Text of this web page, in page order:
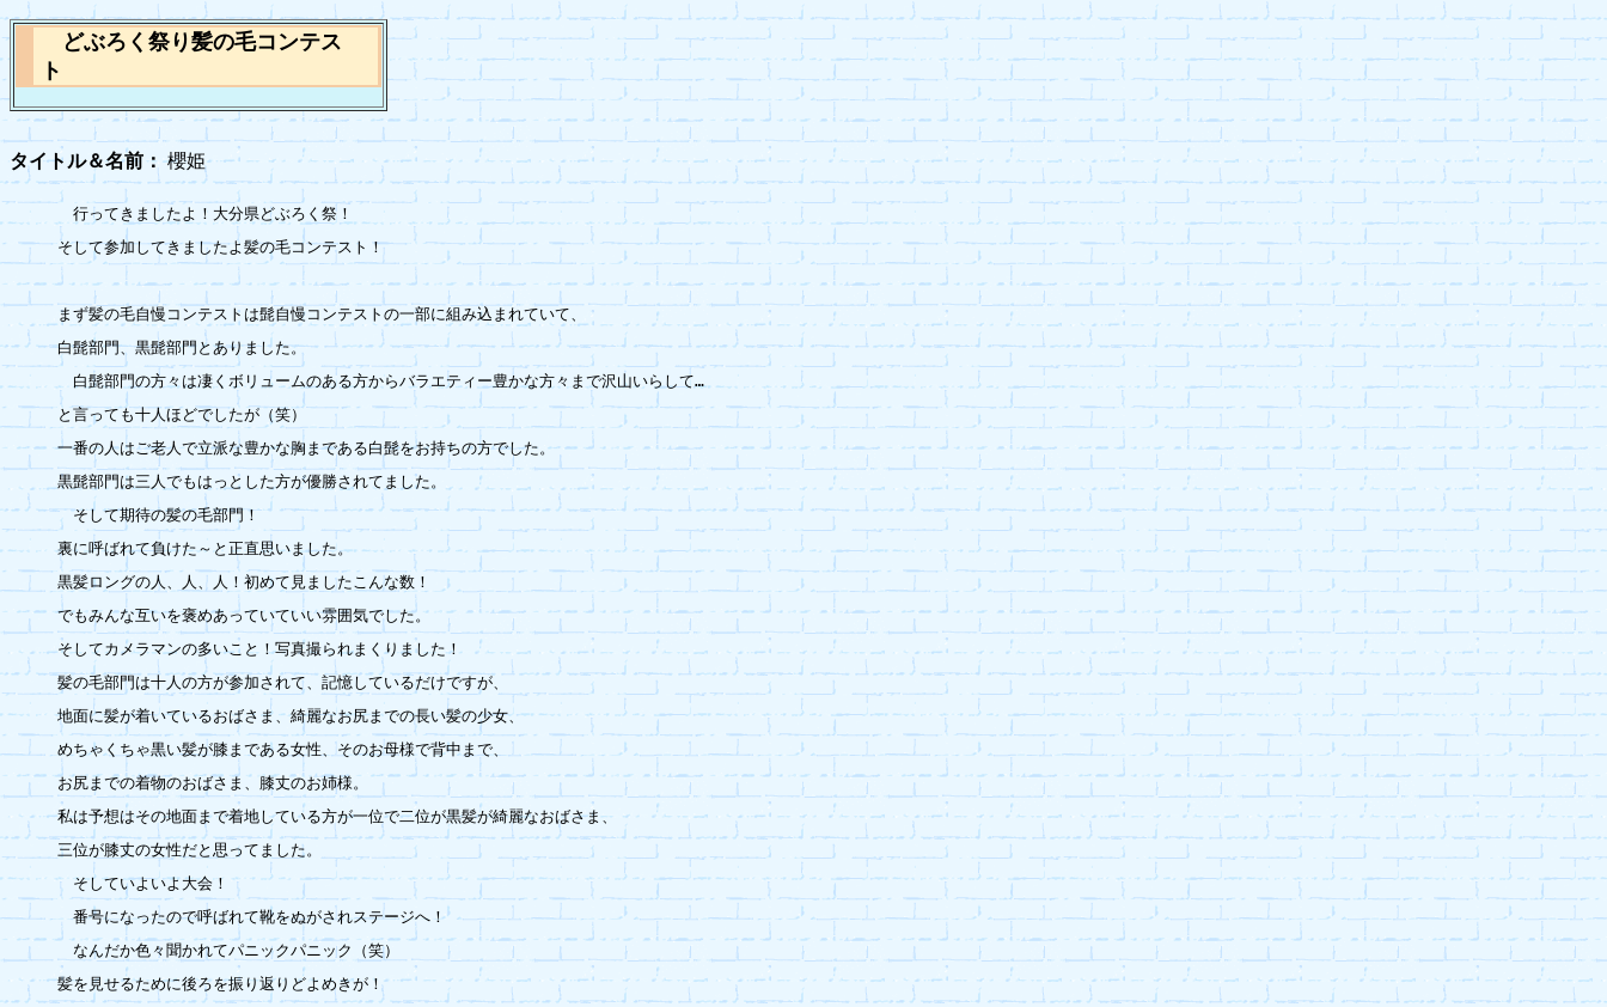
どぶろく祭り髪の毛コンテス
ト
タイトル＆名前： 櫻姫
行ってきましたよ！大分県どぶろく祭！
そして参加してきましたよ髪の毛コンテスト！
まず髪の毛自慢コンテストは髭自慢コンテストの一部に組み込まれていて、
白髭部門、黒髭部門とありました。
白髭部門の方々は凄くボリュームのある方からバラエティー豊かな方々まで沢山いらして…
と言っても十人ほどでしたが（笑）
一番の人はご老人で立派な豊かな胸まである白髭をお持ちの方でした。
黒髭部門は三人でもはっとした方が優勝されてました。
そして期待の髪の毛部門！
裏に呼ばれて負けた～と正直思いました。
黒髪ロングの人、人、人！初めて見ましたこんな数！
でもみんな互いを褒めあっていていい雰囲気でした。
そしてカメラマンの多いこと！写真撮られまくりました！
髪の毛部門は十人の方が参加されて、記憶しているだけですが、
地面に髪が着いているおばさま、綺麗なお尻までの長い髪の少女、
めちゃくちゃ黒い髪が膝まである女性、そのお母様で背中まで、
お尻までの着物のおばさま、膝丈のお姉様。
私は予想はその地面まで着地している方が一位で二位が黒髪が綺麗なおばさま、
三位が膝丈の女性だと思ってました。
そしていよいよ大会！
番号になったので呼ばれて靴をぬがされステージへ！
なんだか色々聞かれてパニックパニック（笑）
髪を見せるために後ろを振り返りどよめきが！